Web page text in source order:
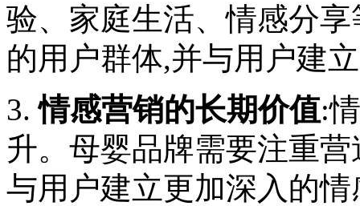
验、家庭生活、情感分
的用户群体,并与用户建
3.情感营销的长期价值:
升。母婴品牌需要注重
与用户建立更加深入的